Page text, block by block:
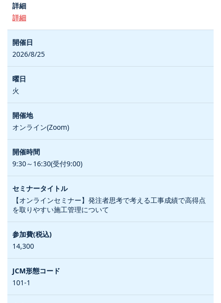
詳細
2026/8/25
火
オンライン(Zoom)
9:30～16:30(受付9:00)
【オンラインセミナー】発注者思考で考える工事成績で高得点
を取りやすい施工管理について
14,300
101-1